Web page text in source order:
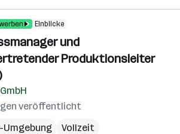
Einblicke
und
Produktionsleiter
veröffentlicht
Umgebung
Vollzeit